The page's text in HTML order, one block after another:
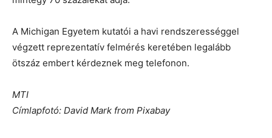
A Michigan Egyetem kutatói a havi rendszerességgel
végzett reprezentatív felmérés keretében legalább
ötszáz embert kérdeznek meg telefonon.
MTI
Címlapfotó: David Mark from Pixabay